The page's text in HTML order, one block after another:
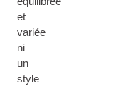
et
variée
ni
un
style